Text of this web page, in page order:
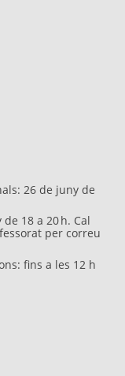
26 de juny de
18 a 20 h. Cal
per correu
fins a les 12 h